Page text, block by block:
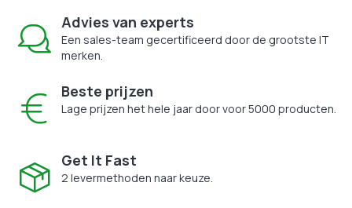
Advies van experts
Een sales-team gecertificeerd door de grootste IT
merken.
Beste prijzen
Lage prijzen het hele jaar door voor 5000 producten.
Get It Fast
2 levermethoden naar keuze.